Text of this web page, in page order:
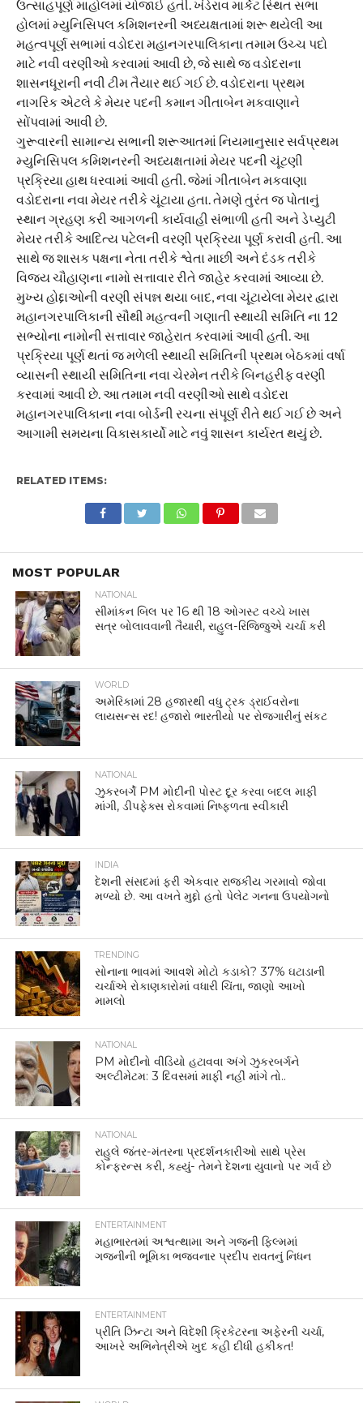
ઉત્સાહપૂર્ણ માહોલમાં યોજાઈ હતી. ખંડેરાવ માર્કેટ સ્થિત સભા
હોલમાં મ્યુનિસિપલ કમિશનરની અધ્યક્ષતામાં શરૂ થયેલી આ
મહત્વપૂર્ણ સભામાં વડોદરા મહાનગરપાલિકાના તમામ ઉચ્ચ પદો
માટે નવી વરણીઓ કરવામાં આવી છે, જે સાથે જ વડોદરાના
શાસનધૂરાની નવી ટીમ તૈયાર થઈ ગઈ છે. વડોદરાના પ્રથમ
નાગરિક એટલે કે મેયર પદની કમાન ગીતાબેન મકવાણાને
સોંપવામાં આવી છે.
​ગુરૂવારની સામાન્ય સભાની શરૂઆતમાં નિયમાનુસાર સર્વપ્રથમ
મ્યુનિસિપલ કમિશનરની અધ્યક્ષતામાં મેયર પદની ચૂંટણી
પ્રક્રિયા હાથ ધરવામાં આવી હતી. જેમાં ગીતાબેન મકવાણા
વડોદરાના નવા મેયર તરીકે ચૂંટાયા હતા. તેમણે તુરંત જ પોતાનું
સ્થાન ગ્રહણ કરી આગળની કાર્યવાહી સંભાળી હતી અને ડેપ્યુટી
મેયર તરીકે આદિત્ય પટેલની વરણી પ્રક્રિયા પૂર્ણ કરાવી હતી. આ
સાથે જ શાસક પક્ષના નેતા તરીકે શ્વેતા માછી અને દંડક તરીકે
વિજય ચૌહાણના નામો સત્તાવાર રીતે જાહેર કરવામાં આવ્યા છે.
​મુખ્ય હોદ્દાઓની વરણી સંપન્ન થયા બાદ, નવા ચૂંટાયેલા મેયર દ્વારા
મહાનગરપાલિકાની સૌથી મહત્વની ગણાતી સ્થાયી સમિતિ ના 12
સભ્યોના નામોની સત્તાવાર જાહેરાત કરવામાં આવી હતી. આ
પ્રક્રિયા પૂર્ણ થતાં જ મળેલી સ્થાયી સમિતિની પ્રથમ બેઠકમાં વર્ષા
વ્યાસની સ્થાયી સમિતિના નવા ચેરમેન તરીકે બિનહરીફ વરણી
કરવામાં આવી છે. આ તમામ નવી વરણીઓ સાથે વડોદરા
મહાનગરપાલિકાના નવા બોર્ડની રચના સંપૂર્ણ રીતે થઈ ગઈ છે અને
આગામી સમયના વિકાસકાર્યો માટે નવું શાસન કાર્યરત થયું છે.
RELATED ITEMS:
MOST POPULAR
NATIONAL
સીમાંકન બિલ પર 16 થી 18 ઓગસ્ટ વચ્ચે ખાસ
સત્ર બોલાવવાની તૈયારી, રાહુલ-રિજિજુએ ચર્ચા કરી
WORLD
અમેરિકામાં 28 હજારથી વધુ ટ્રક ડ્રાઈવરોના
લાયસન્સ રદ! હજારો ભારતીયો પર રોજગારીનું સંકટ
NATIONAL
ઝુકરબર્ગે PM મોદીની પોસ્ટ દૂર કરવા બદલ માફી
માંગી, ડીપફેક્સ રોકવામાં નિષ્ફળતા સ્વીકારી
INDIA
દેશની સંસદમાં ફરી એકવાર રાજકીય ગરમાવો જોવા
મળ્યો છે. આ વખતે મુદ્દો હતો પેલેટ ગનના ઉપયોગનો
TRENDING
સોનાના ભાવમાં આવશે મોટો કડાકો? 37% ઘટાડાની
ચર્ચાએ રોકાણકારોમાં વધારી ચિંતા, જાણો આખો
મામલો
NATIONAL
PM મોદીનો વીડિયો હટાવવા અંગે ઝુકરબર્ગને
અલ્ટીમેટમ: 3 દિવસમાં માફી નહીં માંગે તો..
NATIONAL
રાહુલે જંતર-મંતરના પ્રદર્શનકારીઓ સાથે પ્રેસ
કોન્ફરન્સ કરી, કહ્યું- તેમને દેશના યુવાનો પર ગર્વ છે
ENTERTAINMENT
મહાભારતમાં અશ્વત્થામા અને ગજની ફિલ્મમાં
ગજનીની ભૂમિકા ભજવનાર પ્રદીપ રાવતનું નિધન
ENTERTAINMENT
પ્રીતિ ઝિન્ટા અને વિદેશી ક્રિકેટરના અફેરની ચર્ચા,
આખરે અભિનેત્રીએ ખુદ કહી દીધી હકીકત!